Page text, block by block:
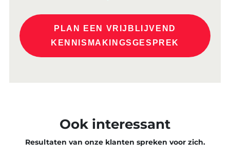
PLAN EEN VRIJBLIJVEND
KENNISMAKINGSGESPREK
Ook interessant
Resultaten van onze klanten spreken voor zich.